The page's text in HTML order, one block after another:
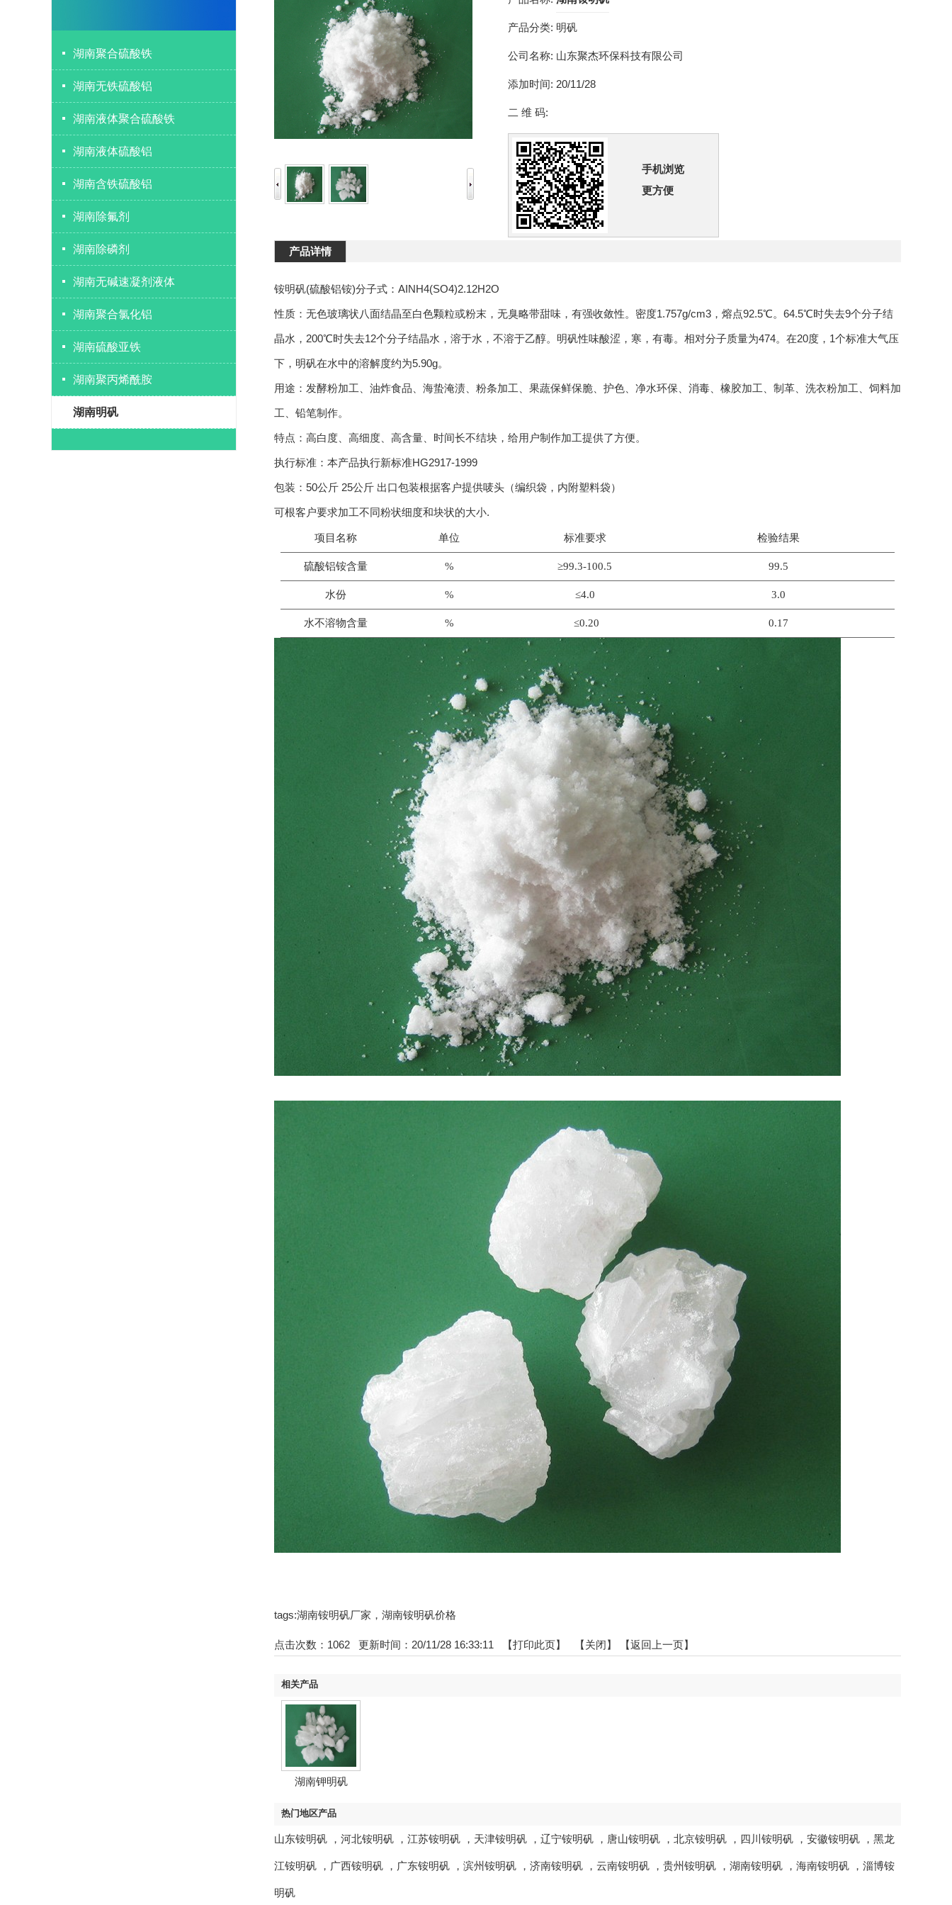
湖南聚合硫酸铁
湖南无铁硫酸铝
湖南液体聚合硫酸铁
湖南液体硫酸铝
湖南含铁硫酸铝
湖南除氟剂
湖南除磷剂
湖南无碱速凝剂液体
湖南聚合氯化铝
湖南硫酸亚铁
湖南聚丙烯酰胺
湖南明矾
产品分类: 明矾
公司名称: 山东聚杰环保科技有限公司
添加时间: 20/11/28
二 维 码:
手机浏览
更方便
产品详情
铵明矾(硫酸铝铵)分子式：AINH4(SO4)2.12H2O
性质：无色玻璃状八面结晶至白色颗粒或粉末，无臭略带甜味，有强收敛性。密度1.757g/cm3，熔点92.5℃。64.5℃时失去9个分子结
晶水，200℃时失去12个分子结晶水，溶于水，不溶于乙醇。明矾性味酸涩，寒，有毒。相对分子质量为474。在20度，1个标准大气压
下，明矾在水中的溶解度约为5.90g。
用途：发酵粉加工、油炸食品、海蛰淹渍、粉条加工、果蔬保鲜保脆、护色、净水环保、消毒、橡胶加工、制革、洗衣粉加工、饲料加
工、铅笔制作。
特点：高白度、高细度、高含量、时间长不结块，给用户制作加工提供了方便。
执行标准：本产品执行新标准HG2917-1999
包装：50公斤 25公斤 出口包装根据客户提供唛头（编织袋，内附塑料袋）
可根客户要求加工不同粉状细度和块状的大小.
项目名称 单位 标准要求 检验结果
硫酸铝铵含量 % ≥99.3-100.5 99.5
水份 % ≤4.0 3.0
水不溶物含量 % ≤0.20 0.17
tags:湖南铵明矾厂家，湖南铵明矾价格
点击次数： 1062 更新时间：20/11/28 16:33:11 【打印此页】 【关闭】 【返回上一页】
相关产品
湖南钾明矾
热门地区产品
山东铵明矾 ， 河北铵明矾 ， 江苏铵明矾 ， 天津铵明矾 ， 辽宁铵明矾 ， 唐山铵明矾 ， 北京铵明矾 ， 四川铵明矾 ， 安徽铵明矾 ， 黑龙
江铵明矾 ， 广西铵明矾 ， 广东铵明矾 ， 滨州铵明矾 ， 济南铵明矾 ， 云南铵明矾 ， 贵州铵明矾 ， 湖南铵明矾 ， 海南铵明矾 ， 淄博铵
明矾